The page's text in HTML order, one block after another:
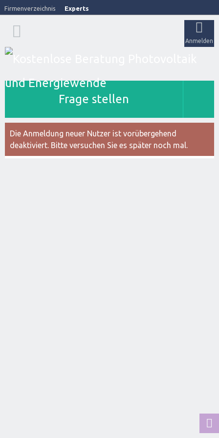
Firmenverzeichnis Experts
Anmelden
Frage stellen
Die Anmeldung neuer Nutzer ist vorübergehend
deaktiviert. Bitte versuchen Sie es später noch mal.